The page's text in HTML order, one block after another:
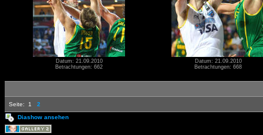
Datum: 21.09.2010
Betrachtungen: 662
Datum: 21.09.2010
Betrachtungen: 668
Seite: 1
2
Diashow ansehen